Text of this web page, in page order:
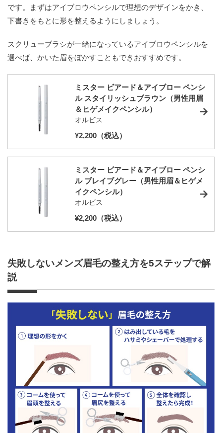
です。まずはアイブロウペンシルで理想のデザインをかき、
下書きをもとに形を整えるようにしましょう。
スクリューブラシが一緒になっているアイブロウペンシルを
選べば、かいた眉をぼかすこともできおすすめです。
ミスター ビアード＆アイブロー ペンシ
ル スタイリッシュブラウン（男性用眉
＆ヒゲメイクペンシル）
オルビス
¥2,200（税込）
ミスター ビアード＆アイブロー ペンシ
ル ブレイブグレー（男性用眉＆ヒゲメ
イクペンシル）
オルビス
¥2,200（税込）
失敗しないメンズ眉毛の整え方を5ステップで解
説